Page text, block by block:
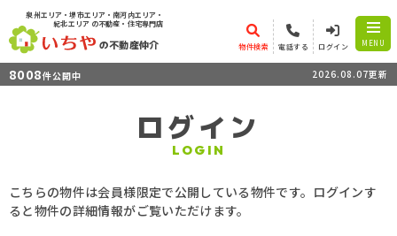
泉州エリア・堺市エリア・南河内エリア・
紀北エリア の不動産・住宅専門店
の不動産仲介 物件検索 電話する ログイン MENU
8008件公開中 2026.08.07更新
ログイン
LOGIN
こちらの物件は会員様限定で公開している物件です。ログインす
ると物件の詳細情報がご覧いただけます。